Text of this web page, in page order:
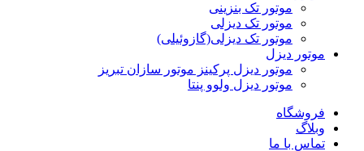
موتور تک بنزینی
موتور تک دیزلی
موتور تک دیزلی(گازوئیلی)
موتور دیزل
موتور دیزل پرکینز موتور سازان تبریز
موتور دیزل ولوو پنتا
فروشگاه
وبلاگ
تماس با ما